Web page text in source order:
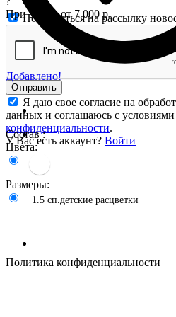
Добавлено!
Состав :
Цвета:
Размеры:
1.5 сп.детские расцветки
При заказе от 7 000 р.
Подписаться на рассылку
Отправить
Я даю свое согласие на
данных и соглашаюсь с условиями
конфиденциальности.
У Вас есть аккаунт? Войти
Политика конфиденциальности